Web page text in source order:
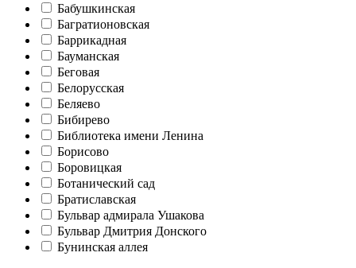
Бабушкинская
Багратионовская
Баррикадная
Бауманская
Беговая
Белорусская
Беляево
Бибирево
Библиотека имени Ленина
Борисово
Боровицкая
Ботанический сад
Братиславская
Бульвар адмирала Ушакова
Бульвар Дмитрия Донского
Бунинская аллея